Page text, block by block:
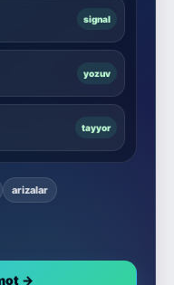
signal
yozuv
tayyor
arizalar
→